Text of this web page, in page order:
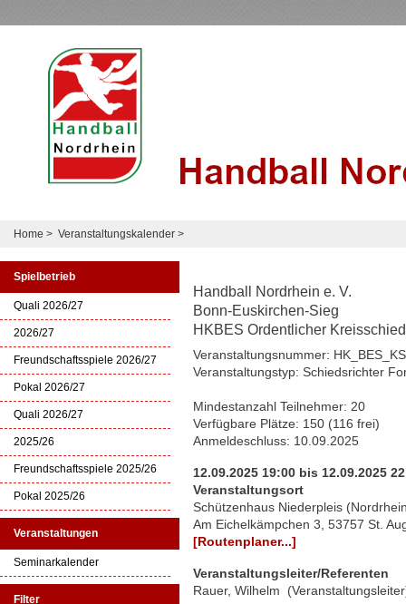
Home > Veranstaltungskalender >
Spielbetrieb
Quali 2026/27
2026/27
Freundschaftsspiele 2026/27
Pokal 2026/27
Quali 2026/27
2025/26
Freundschaftsspiele 2025/26
Pokal 2025/26
Veranstaltungen
Seminarkalender
Filter
Handball Nordrhein e. V.
Bonn-Euskirchen-Sieg
HKBES Ordentlicher
Veranstaltungsnummer:
Veranstaltungstyp: Schiedsrichter
Mindestanzahl Teilnehmer: 20
Verfügbare Plätze: 150 (116 frei)
Anmeldeschluss: 10.09.2025
12.09.2025 19:00 bis 12.09.2025
Veranstaltungsort
Schützenhaus Niederpleis
Am Eichelkämpchen 3, 53757 St.
[Routenplaner...]
Veranstaltungsleiter/Referenten
Rauer, Wilhelm